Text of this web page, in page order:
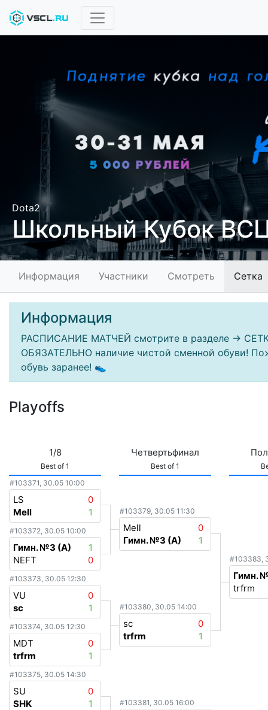
Dota2
Школьный Кубок
Информация Участники Смотреть Сетка
Информация
РАСПИСАНИЕ МАТЧЕЙ смотрите в разделе ->
ОБЯЗАТЕЛЬНО наличие чистой сменной обуви!
обувь заранее! 👟
Playoffs
1/8
Best of 1
#103371, 30.05 10:00
LS
0
Mell
1
#103372, 30.05 10:00
Гимн. №3 (А)
1
NEFT
0
#103373, 30.05 12:30
VU
0
sc
1
#103374, 30.05 12:30
MDT
0
trfrm
1
#103375, 30.05 14:30
SU
0
SHK
1
Четвертьфинал
Best of 1
#103379, 30.05 11:30
Mell
0
Гимн. №3 (А)
1
#103380, 30.05 14:00
sc
0
trfrm
1
#103381, 30.05 16:00
#103383,
Гимн.
trfrm